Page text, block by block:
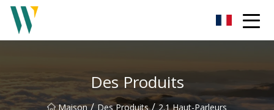
Des Produits
Maison / Des Produits / 2.1 Haut-Parleurs